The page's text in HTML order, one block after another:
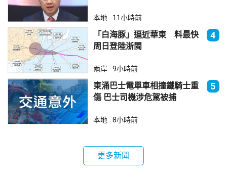
本地 11小時前
「白海豚」逼近華東 料最快
周日登陸浙閩
4
兩岸 9小時前
東涌巴士電單車相撞鐵騎士重
傷 巴士司機涉危駕被捕
5
本地 8小時前
更多新聞